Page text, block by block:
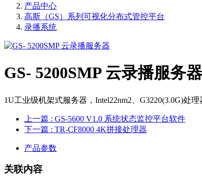
产品中心
高斯（GS）系列可视化分布式管控平台
录播系统
GS- 5200SMP 云录播服务器
1U工业级机架式服务器，Intel22nm2、G3220(3.0G)处
上一篇 : GS-5600 V1.0 系统状态监控平台软件
下一篇 : TR-CF8000 4K拼接处理器
产品参数
关联内容